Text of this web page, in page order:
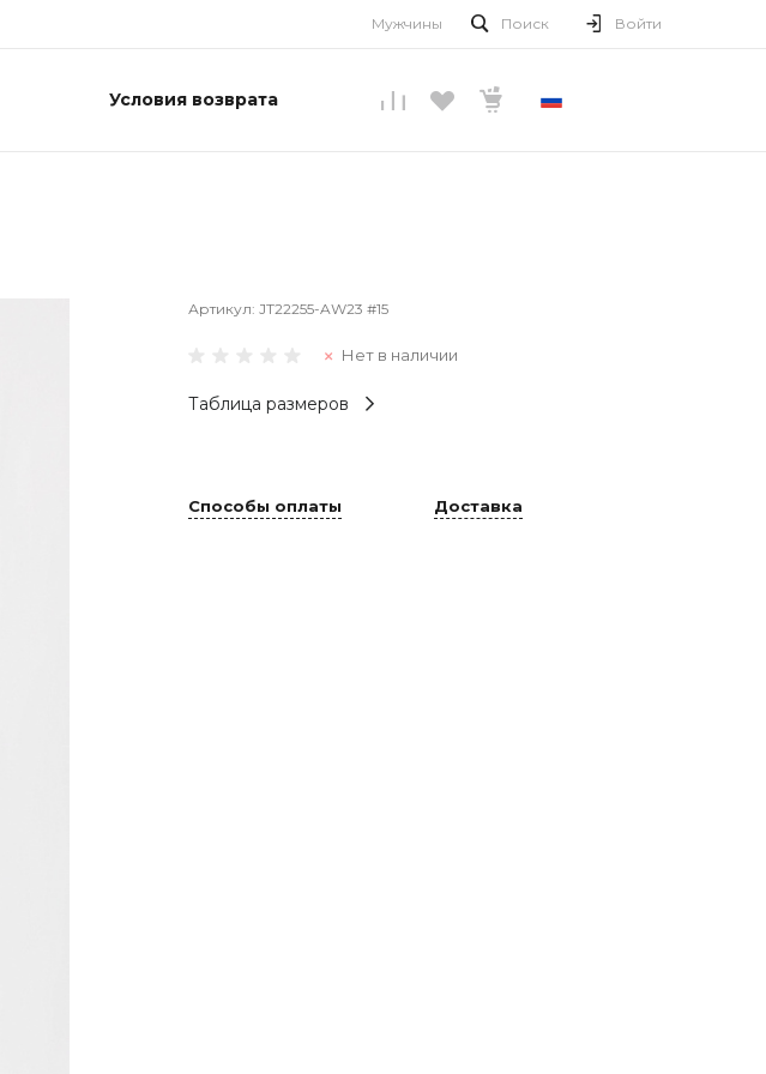
Мужчины Поиск Войти
Условия возврата
Артикул: JT22255-AW23 #15
Нет в наличии
Таблица размеров
Способы оплаты Доставка